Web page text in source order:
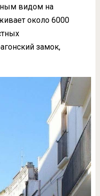
видом на
около 6000
замок,